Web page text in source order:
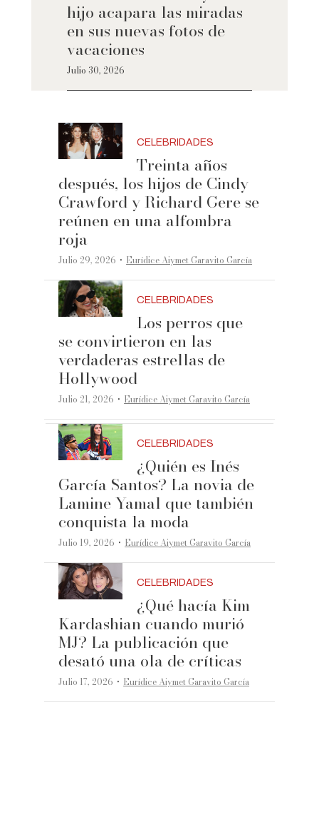
hijo acapara las miradas
en sus nuevas fotos de
vacaciones
Julio 30, 2026
CELEBRIDADES
Treinta años
después, los hijos de Cindy
Crawford y Richard Gere se
reúnen en una alfombra
roja
Julio 29, 2026 ·Eurídice Aiymet Garavito García
CELEBRIDADES
Los perros que
se convirtieron en las
verdaderas estrellas de
Hollywood
Julio 21, 2026 ·Eurídice Aiymet Garavito García
CELEBRIDADES
¿Quién es Inés
García Santos? La novia de
Lamine Yamal que también
conquista la moda
Julio 19, 2026 ·Eurídice Aiymet Garavito García
CELEBRIDADES
¿Qué hacía Kim
Kardashian cuando murió
MJ? La publicación que
desató una ola de críticas
Julio 17, 2026 ·Eurídice Aiymet Garavito García